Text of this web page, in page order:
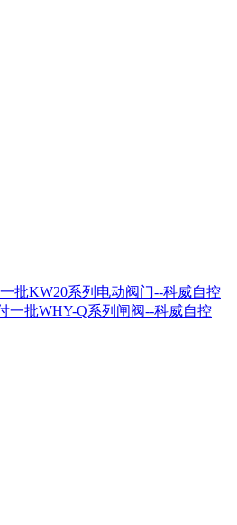
批KW20系列电动阀门--科威自控
一批WHY-Q系列闸阀--科威自控